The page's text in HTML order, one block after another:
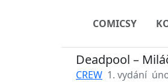
COMICSY
Deadpool –
CREW 1. vydání